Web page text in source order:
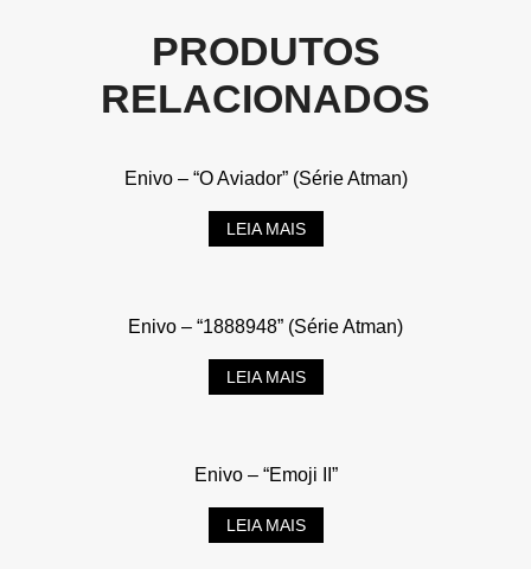
PRODUTOS
RELACIONADOS
Enivo – “O Aviador” (Série Atman)
LEIA MAIS
Enivo – “1888948” (Série Atman)
LEIA MAIS
Enivo – “Emoji II”
LEIA MAIS